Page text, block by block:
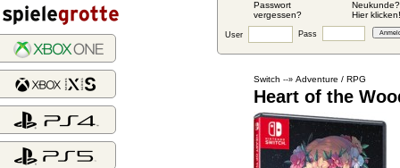
Passwort
vergessen?
Neukunde?
Hier klicken!
User Pass
Switch --» Adventure / RPG
Heart of the